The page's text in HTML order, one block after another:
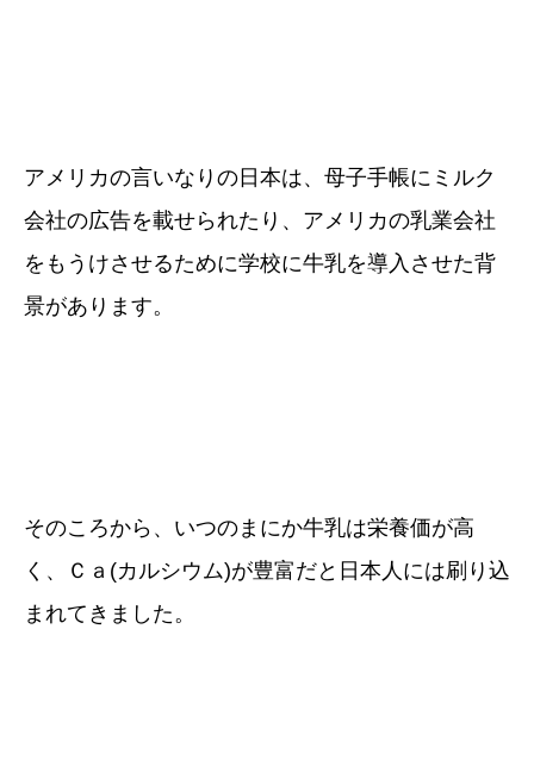
アメリカの言いなりの日本は、母子手帳にミルク
会社の広告を載せられたり、アメリカの乳業会社
をもうけさせるために学校に牛乳を導入させた背
景があります。
そのころから、いつのまにか牛乳は栄養価が高
く、Ｃａ(カルシウム)が豊富だと日本人には刷り込
まれてきました。